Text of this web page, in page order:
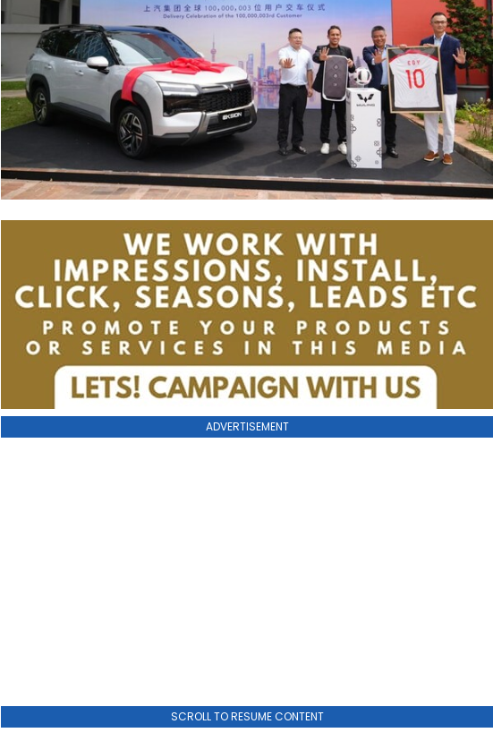
ADVERTISEMENT
SCROLL TO RESUME CONTENT